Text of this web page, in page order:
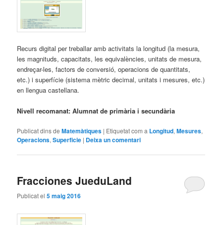
Recurs digital per treballar amb activitats la longitud (la mesura,
les magnituds, capacitats, les equivalències, unitats de mesura,
endreçar-les, factors de conversió, operacions de quantitats,
etc.) i superfície (sistema mètric decimal, unitats i mesures, etc.)
en llengua castellana.
Nivell recomanat: Alumnat de primària i secundària
Publicat dins de Matemàtiques | Etiquetat com a Longitud,Mesures,
Operacions,Superficie | Deixa un comentari
Fracciones JueduLand
Publicat el5 maig 2016